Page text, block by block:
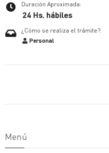
Duración Aproximada:
24 Hs. hábiles
¿Cómo se realiza el trámite?:
Personal
Menú